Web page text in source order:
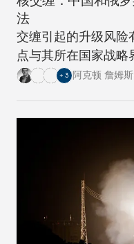
法
交缠引起的升级风险
点与其所在国家战略
+ 3 阿克顿 詹姆斯